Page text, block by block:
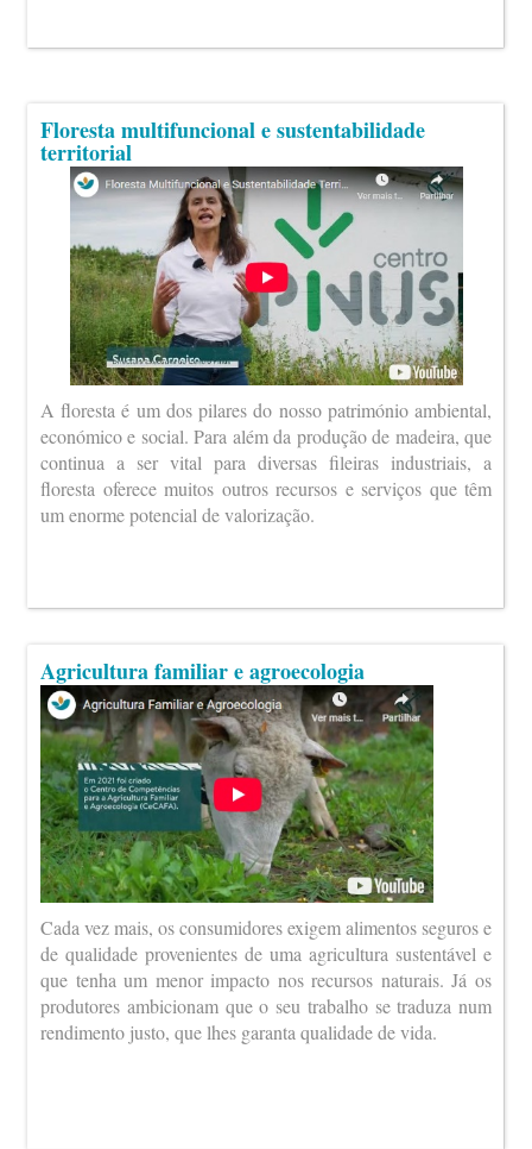
Floresta multifuncional e sustentabilidade
territorial
A floresta é um dos pilares do nosso património ambiental,
económico e social. Para além da produção de madeira, que
continua a ser vital para diversas fileiras industriais, a
floresta oferece muitos outros recursos e serviços que têm
um enorme potencial de valorização.
Agricultura familiar e agroecologia
Cada vez mais, os consumidores exigem alimentos seguros e
de qualidade provenientes de uma agricultura sustentável e
que tenha um menor impacto nos recursos naturais. Já os
produtores ambicionam que o seu trabalho se traduza num
rendimento justo, que lhes garanta qualidade de vida.